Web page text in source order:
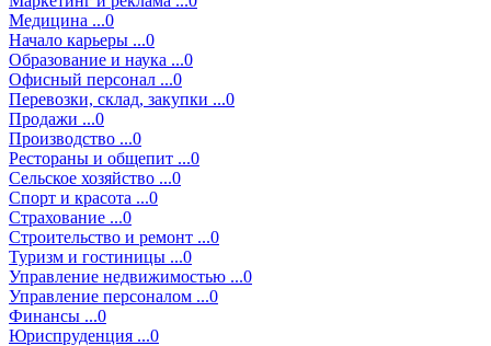
Медицина ...0
Начало карьеры ...0
Образование и наука ...0
Офисный персонал ...0
Перевозки, склад, закупки ...0
Продажи ...0
Производство ...0
Рестораны и общепит ...0
Сельское хозяйство ...0
Спорт и красота ...0
Страхование ...0
Строительство и ремонт ...0
Туризм и гостиницы ...0
Управление недвижимостью ...0
Управление персоналом ...0
Финансы ...0
Юриспруденция ...0